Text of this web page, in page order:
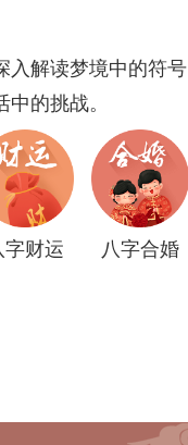
入解读梦境中的符号
的挑战。
字财运 八字合婚